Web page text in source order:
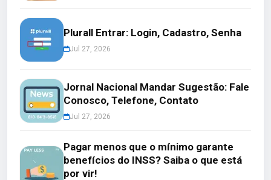
Plurall Entrar: Login, Cadastro, Senha
Jul 27, 2026
Jornal Nacional Mandar Sugestão: Fale
Conosco, Telefone, Contato
Jul 27, 2026
Pagar menos que o mínimo garante
benefícios do INSS? Saiba o que está
por vir!